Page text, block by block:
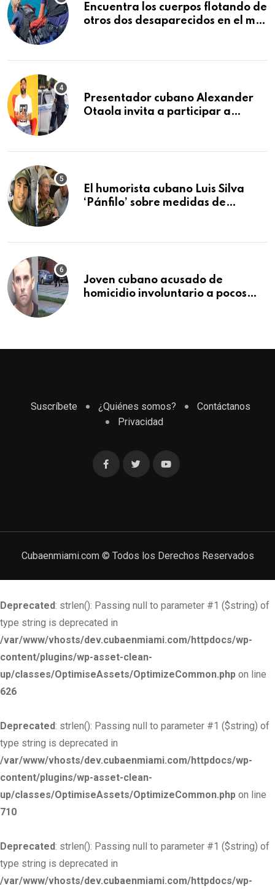
Encuentra los cuerpos flotando de
otros dos desaparecidos en el mar
Presentador cubano Alexander
Otaola invita a participar a
que lo detuvo durante una
El humorista cubano Luis Silva
‘Pánfilo’ sobre medidas de
Joven cubano acusado de
homicidio involuntario a pocos
Suscríbete ¿Quiénes somos?
Contáctanos
Privacidad
Cubaenmiami.com © Todos los Derechos Reservados
Deprecated: strlen(): Passing null to parameter #1 ($string) of
type string is deprecated in
/var/www/vhosts/dev.cubaenmiami.com/httpdocs/wp-
content/plugins/wp-asset-clean-
up/classes/OptimiseAssets/OptimizeCommon.php on line
626
Deprecated: strlen(): Passing null to parameter #1 ($string) of
type string is deprecated in
/var/www/vhosts/dev.cubaenmiami.com/httpdocs/wp-
content/plugins/wp-asset-clean-
up/classes/OptimiseAssets/OptimizeCommon.php on line
710
Deprecated: strlen(): Passing null to parameter #1 ($string) of
type string is deprecated in
/var/www/vhosts/dev.cubaenmiami.com/httpdocs/wp-